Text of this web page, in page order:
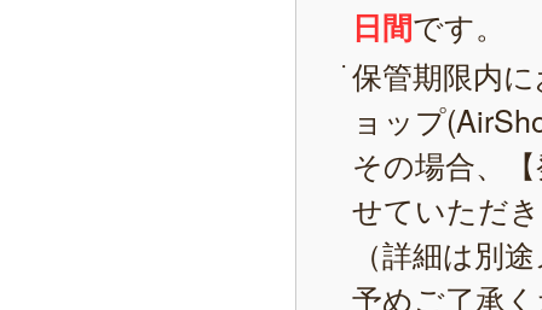
日間です。
保管期限内
ョップ
その場合、
せていただ
（詳細は別
予めご了承